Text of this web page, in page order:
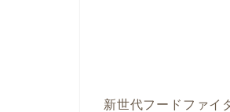
新世代フードファイ